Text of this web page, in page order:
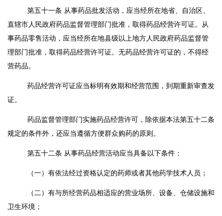
第五十一条 从事药品批发活动，应当经所在地省、自治区、
直辖市人民政府药品监督管理部门批准，取得药品经营许可证。从
事药品零售活动，应当经所在地县级以上地方人民政府药品监督管
理部门批准，取得药品经营许可证。无药品经营许可证的，不得经
营药品。
药品经营许可证应当标明有效期和经营范围，到期重新审查发
证。
药品监督管理部门实施药品经营许可，除依据本法第五十二条
规定的条件外，还应当遵循方便群众购药的原则。
第五十二条 从事药品经营活动应当具备以下条件：
（一）有依法经过资格认定的药师或者其他药学技术人员；
（二）有与所经营药品相适应的营业场所、设备、仓储设施和
卫生环境；